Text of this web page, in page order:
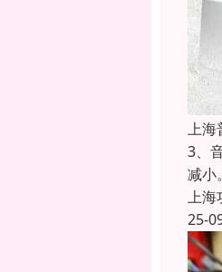
上海
3、
减小
上海
25-